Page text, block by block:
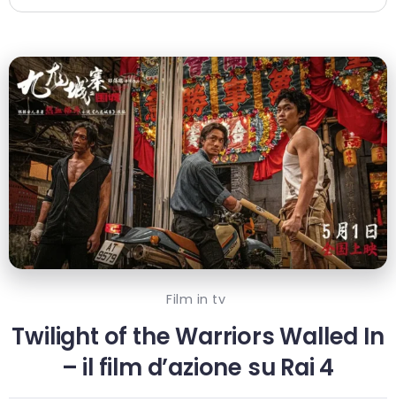
Film in tv
Twilight of the Warriors Walled In
– il film d’azione su Rai 4